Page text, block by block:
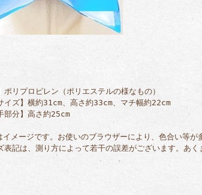
ポリプロピレン（ポリエステルの様なもの）
イズ】横約31cm、高さ約33cm、マチ幅約22cm
部分】高さ約25cm
メージです。お使いのブラウザーにより、色合い等が
記は、測り方によって若干の誤差がございます。あく